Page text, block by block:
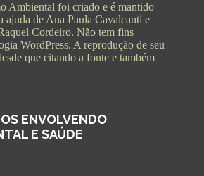
Ambiental foi criado e é mantido
ajuda de Ana Paula Cavalcanti e
Cordeiro. Não tem fins
WordPress. A reprodução de seu
que citando a fonte e também
ENVOLVENDO
E SAÚDE